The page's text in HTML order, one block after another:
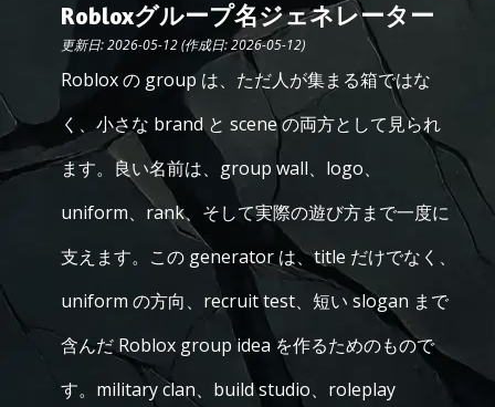
Robloxグループ名ジェネレーター
更新日: 2026-05-12 (作成日: 2026-05-12)
Roblox の group は、ただ人が集まる箱ではな
く、小さな brand と scene の両方として見られ
ます。良い名前は、group wall、logo、
uniform、rank、そして実際の遊び方まで一度に
支えます。この generator は、title だけでなく、
uniform の方向、recruit test、短い slogan まで
含んだ Roblox group idea を作るためのもので
す。military clan、build studio、roleplay